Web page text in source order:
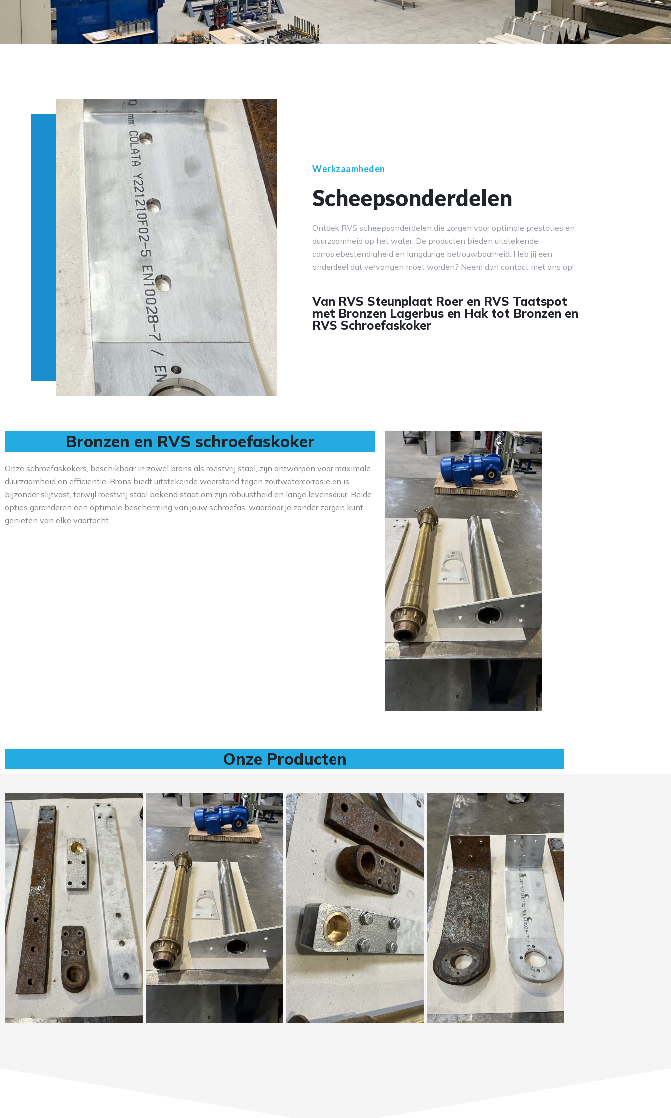
Werkzaamheden
Scheepsonderdelen
Ontdek RVS scheepsonderdelen die zorgen voor optimale prestaties en
duurzaamheid op het water. De producten bieden uitstekende
corrosiebestendigheid en langdurige betrouwbaarheid. Heb jij een
onderdeel dat vervangen moet worden? Neem dan contact met ons op!
Van RVS Steunplaat Roer en RVS Taatspot
met Bronzen Lagerbus en Hak tot Bronzen en
RVS Schroefaskoker
Bronzen en RVS schroefaskoker
Onze schroefaskokers, beschikbaar in zowel brons als roestvrij staal, zijn ontworpen voor maximale
duurzaamheid en efficiëntie. Brons biedt uitstekende weerstand tegen zoutwatercorrosie en is
bijzonder slijtvast, terwijl roestvrij staal bekend staat om zijn robuustheid en lange levensduur. Beide
opties garanderen een optimale bescherming van jouw schroefas, waardoor je zonder zorgen kunt
genieten van elke vaartocht.
Onze Producten